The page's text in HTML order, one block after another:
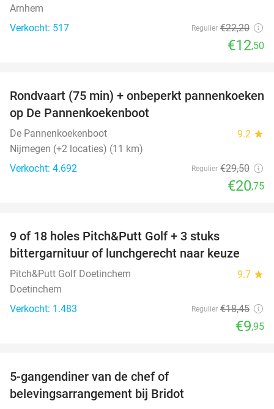
Arnhem
Verkocht: 517
Regulier €22,20
€12,50
30%
Rondvaart (75 min) + onbeperkt pannenkoeken
op De Pannenkoekenboot
De Pannenkoekenboot 9.2 star
Nijmegen (+2 locaties) (11 km)
Verkocht: 4.692
Regulier €29,50
€20,75
9 of 18 holes Pitch&Putt Golf + 3 stuks
bittergarnituur of lunchgerecht naar keuze
Pitch&Putt Golf Doetinchem 9.7 star
Doetinchem
Verkocht: 1.483
Regulier €18,45
€9,95
5-gangendiner van de chef of
belevingsarrangement bij Bridot